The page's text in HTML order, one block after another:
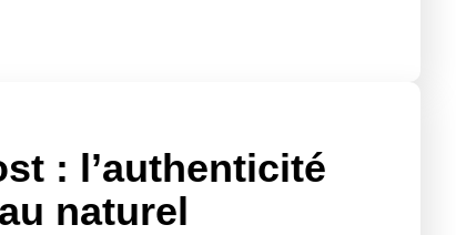
: l’authenticité
naturel